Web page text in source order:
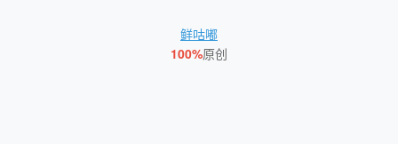
鲜咕嘟
100%原创